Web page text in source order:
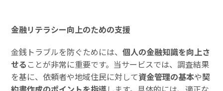
金融リテラシー向上のための支援
金銭トラブルを防ぐためには、個人の金融知識を向上さ
せる ことが非常に重要です。当サービスでは、調査結果
を基に、依頼者や地域住民に対して資金管理の基本や契